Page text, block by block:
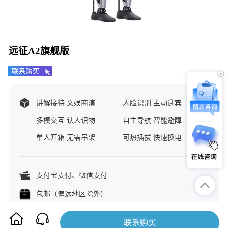
远征A2旗舰版
讲解接待 文娱商演 人脸识别 主动迎宾
多模交互 认人识物 自主导航 智能避障
单人开箱 无需吊架 可热插拔 快速换电
支付宝支付、微信支付
包邮（偏远地区除外）
正品保障/增票速开/售后保障
联系购买